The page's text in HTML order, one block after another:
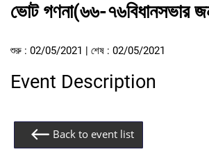
ভোট গণনা(৬৬-৭৬বিধানসভার
শুরু : 02/05/2021 | শেষ : 02/05/2021
Event Description
Back to event list